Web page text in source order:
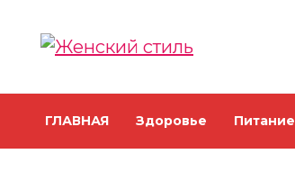
ГЛАВНАЯ Здоровье Питание